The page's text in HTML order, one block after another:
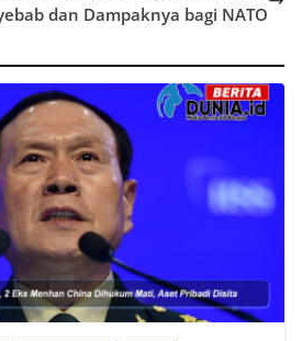
dan Dampaknya bagi NATO